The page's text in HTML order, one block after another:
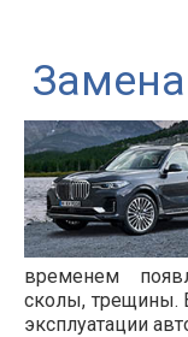
Замена
временем
сколы, трещины.
эксплуатации